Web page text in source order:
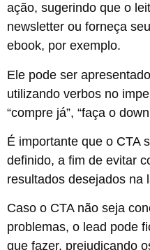
ação, sugerindo que o
newsletter ou forneça
ebook, por exemplo.
Ele pode ser
utilizando verbos no
“compre já”, “faça o
É importante que o CTA
definido, a fim de evitar
resultados desejados na
Caso o CTA não seja
problemas, o lead pode
que fazer, prejudicando